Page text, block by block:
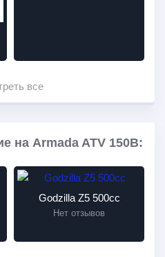
все
на Armada ATV 150B:
Godzilla Z5 500cc
Нет отзывов